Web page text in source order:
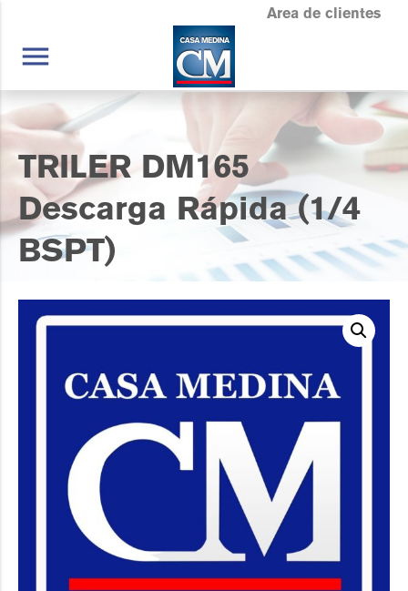
Area de clientes
menu
TRILER DM165
Descarga Rápida (1/4
BSPT)